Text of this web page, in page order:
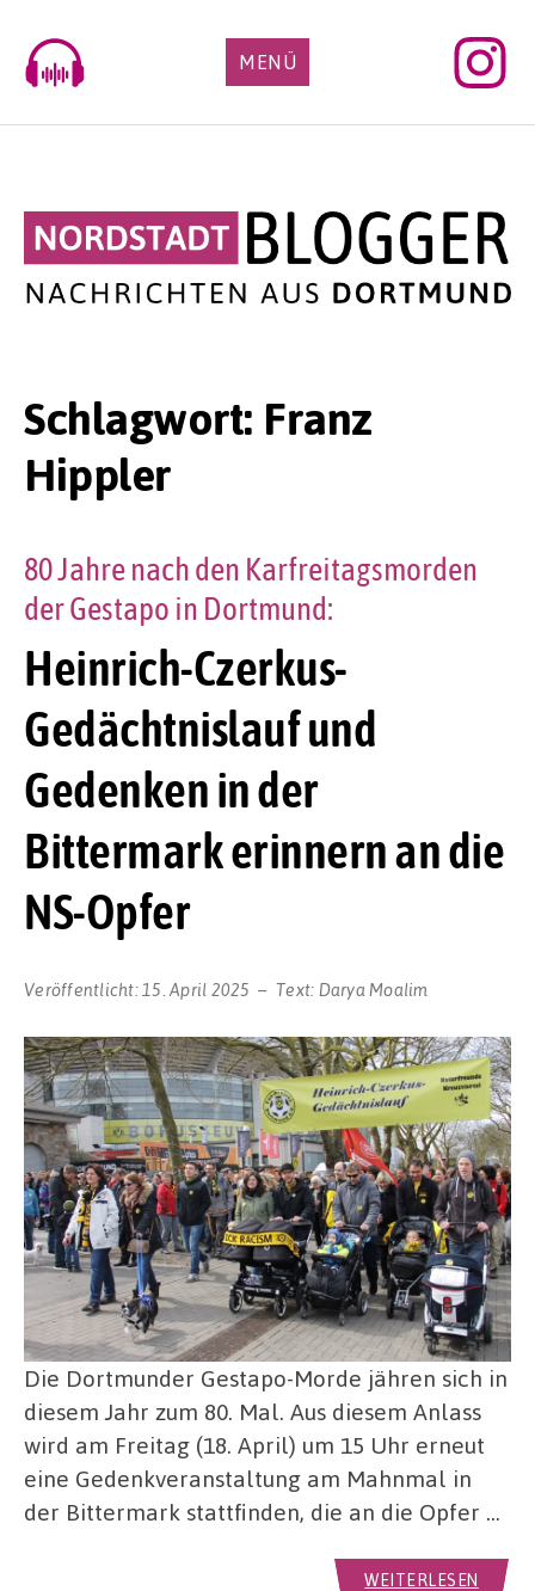
content
MENÜ
Schlagwort: Franz
Hippler
Heinrich-Czerkus-
Gedächtnislauf und
Gedenken in der
Bittermark erinnern an die
NS-Opfer
80 Jahre nach den Karfreitagsmorden
der Gestapo in Dortmund:
Veröffentlicht: 15. April 2025 Text: Darya Moalim
Die Dortmunder Gestapo-Morde jähren sich in
diesem Jahr zum 80. Mal. Aus diesem Anlass
wird am Freitag (18. April) um 15 Uhr erneut
eine Gedenkveranstaltung am Mahnmal in
der Bittermark stattfinden, die an die Opfer …
WEITERLESEN